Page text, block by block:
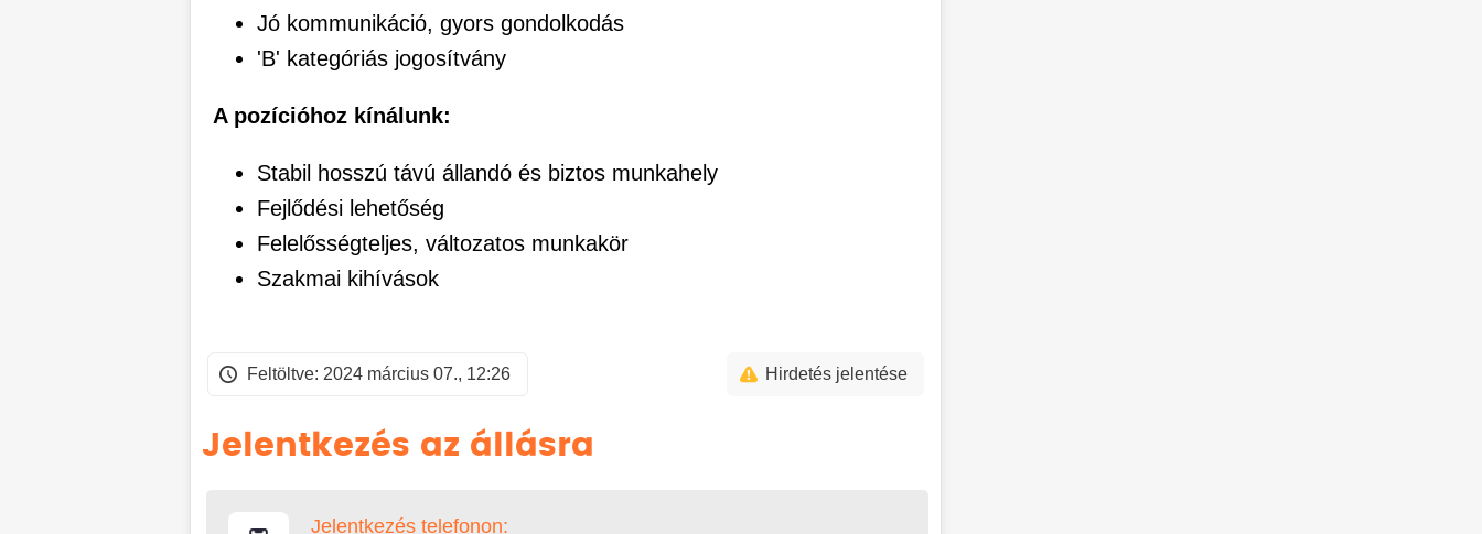
Jó kommunikáció, gyors gondolkodás
'B' kategóriás jogosítvány
A pozícióhoz kínálunk:
Stabil hosszú távú állandó és biztos munkahely
Fejlődési lehetőség
Felelősségteljes, változatos munkakör
Szakmai kihívások
Feltöltve: 2024 március 07., 12:26 Hirdetés jelentése
Jelentkezés az állásra
Jelentkezés telefonon: